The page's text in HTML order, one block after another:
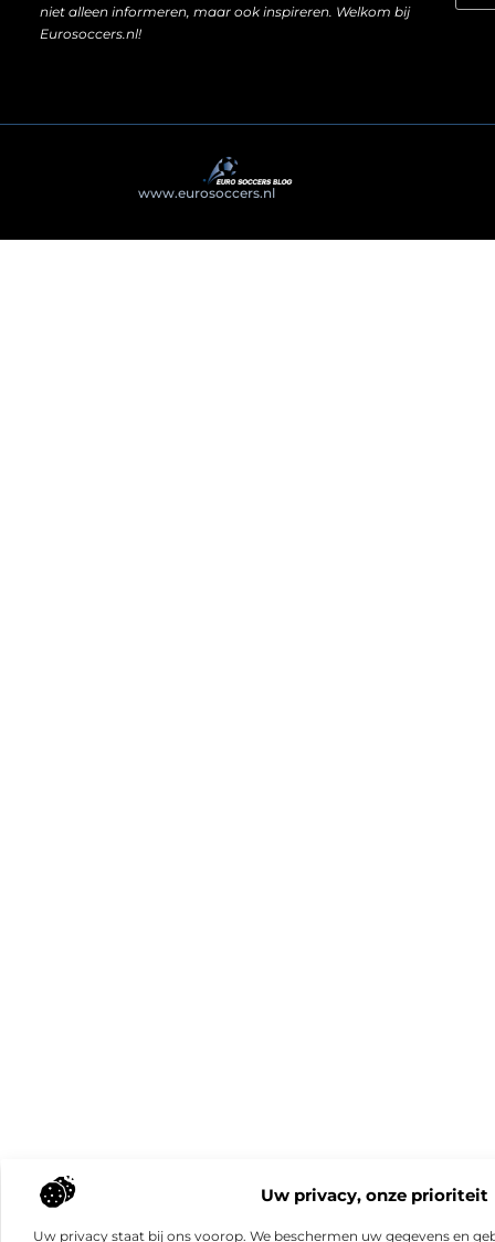
Uw privacy, onze prioriteit
Uw privacy staat bij ons voorop. We beschermen uw gegevens en
niet alleen informeren, maar ook inspireren. Welkom bij
Eurosoccers.nl!
www.eurosoccers.nl. All Right Reserved.